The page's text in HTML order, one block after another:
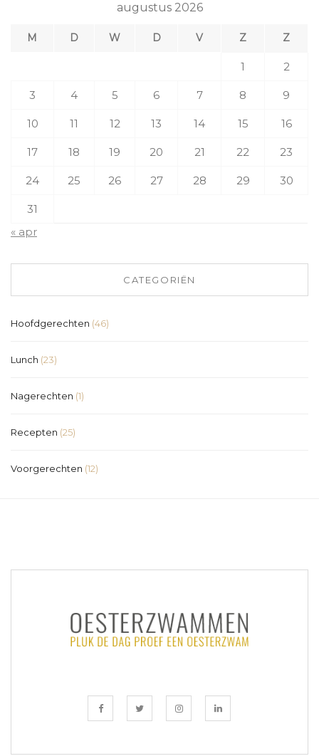
augustus 2026
M D W D V Z Z
1 2
3 4 5 6 7 8 9
10 11 12 13 14 15 16
17 18 19 20 21 22 23
24 25 26 27 28 29 30
31
« apr
CATEGORIËN
Hoofdgerechten (46)
Lunch (23)
Nagerechten (1)
Recepten (25)
Voorgerechten (12)